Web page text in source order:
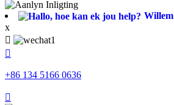
Willem
x


+86 134 5166 0636
